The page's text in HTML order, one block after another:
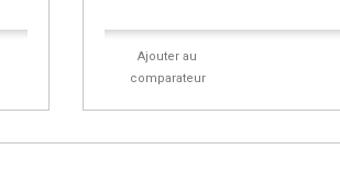
Ajouter au
comparateur